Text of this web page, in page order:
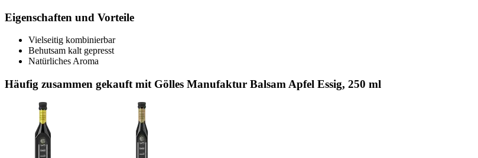
Eigenschaften und Vorteile
Vielseitig kombinierbar
Behutsam kalt gepresst
Natürliches Aroma
Häufig zusammen gekauft mit Gölles Manufaktur Balsam Apfel Essig, 250 ml